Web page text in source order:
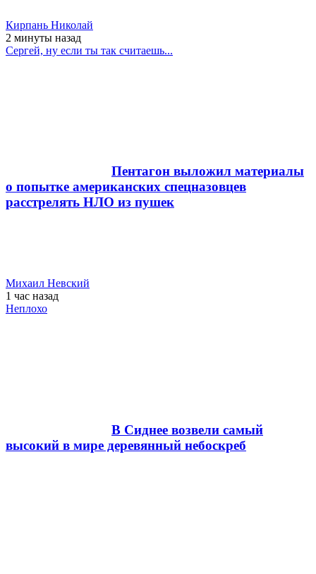
Кирпань Николай
2 минуты назад
Сергей, ну если ты так считаешь...
Пентагон выложил материалы
о попытке американских спецназовцев
расстрелять НЛО из пушек
Михаил Невский
1 час назад
Неплохо
В Сиднее возвели самый
высокий в мире деревянный небоскреб